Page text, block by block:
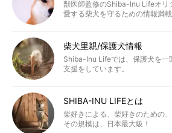
獣医師監修のShiba-Inu Lifeオリ
愛する柴犬を守るための情報満載
柴犬里親/保護犬情報
Shiba-Inu Lifeでは、保護犬を一
支援をしています。
SHIBA-INU LIFEとは
柴好きによる、柴好きのための
その規模は、日本最大級！